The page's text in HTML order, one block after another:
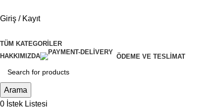
Giriş / Kayıt
TÜM KATEGORILER
HAKKIMIZDA
ÖDEME VE TESLIMAT
Arama
0 İstek Listesi